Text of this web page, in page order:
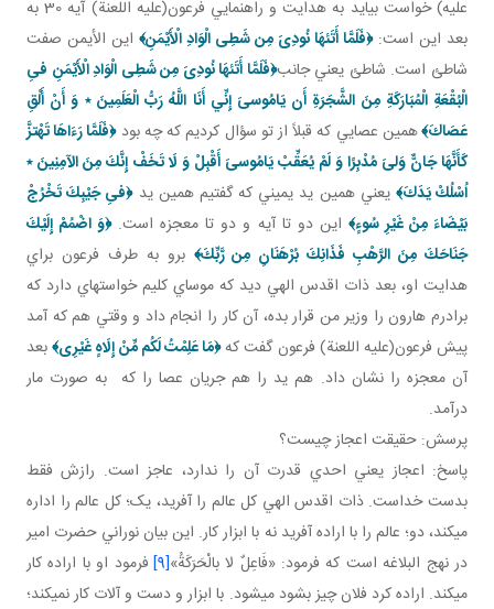
عليه) خواست بيايد به هدايت و راهنمايي فرعون(عليه اللعنة) آيه 30 به
بعد اين است:﴿فَلَمَّا أَتَئهَا نُودِىَ مِن شَطِى الْوَادِ الْأَيْمَنِ﴾ اين الأيمن صفت
شاطئ است. شاطئ يعني جانب﴿فَلَمَّا أَتَئهَا نُودِىَ مِن شَطِى الْوَادِ الْأَيْمَنِ فىِ
الْبُقْعَةِ الْمُبَارَكَةِ مِنَ الشَّجَرَةِ أَن يَامُوسىَ إِنِّي أَنَا اللَّهُ رَبُّ الْعَلَمِينَ ٭ وَ أَنْ أَلْقِ
عَصَاكَ﴾همين عصايي که قبلاً از تو سؤال کرديم که چه بود﴿فَلَمَّا رَءَاهَا تَهْتزَّ
كَأَنَّهَا جَانٌّ وَلىَ‏ مُدْبِرًا وَ لَمْ يُعَقِّبْ يَامُوسىَ أَقْبِلْ وَ لَا تَخَفْ إِنَّكَ مِنَ الآمِنِينَ٭
اُسْلُكْ يَدَكَ﴾ يعني همين يد يميني که گفتيم همين يد﴿فىِ جَيْبِكَ تَخْرُجْ
بَيْضَاءَ مِنْ غَيْرِ سُوءٍ﴾ اين دو تا آيه و دو تا معجزه است.﴿وَ اضْمُمْ إِلَيْكَ
جَنَاحَكَ مِنَ الرَّهْبِ فَذَانِكَ بُرْهَنَانِ مِن رَّبِّكَ﴾ برو به طرف فرعون براي
هدايت او، بعد ذات اقدس الهي ديد که موساي کليم خواسته اي دارد که
برادرم هارون را وزير من قرار بده، آن کار را انجام داد و وقتي هم که آمد
پيش فرعون(عليه اللعنة) فرعون گفت که﴿مَا عَلِمْتُ لَكُم مِّنْ إِلَاهٍ غَيْرِى﴾بعد
آن معجزه را نشان داد. هم يد را هم جريان عصا را که به صورت مار
درآمد.
پرسش: حقيقت اعجاز چيست؟
پاسخ: اعجاز يعني احدي قدرت آن را ندارد، عاجز است. رازش فقط
بدست خداست. ذات اقدس الهي کل عالم را آفريد، يک؛ کل عالم را اداره
مي کند، دو؛ عالم را با اراده آفريد نه با ابزار کار. اين بيان نوراني حضرت امير
در نهج البلاغه است که فرمود: «فَاعِلٌ لا بالْحَرَكَةُ»[9]
فرمود او با اراده کار
مي کند. اراده کرد فلان چيز بشود مي شود. با ابزار و دست و آلات کار نمي کند؛